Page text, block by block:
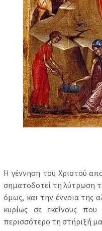
Η γέννηση του Χριστού
σηματοδοτεί τη λύτρωση
όμως, και την έννοια της
κυρίως σε εκείνους που
περισσότερο τη στήριξή